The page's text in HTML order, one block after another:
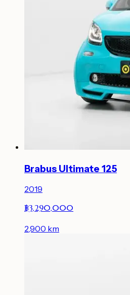
Brabus Ultimate 125
2019
฿3,290,000
2,900 km